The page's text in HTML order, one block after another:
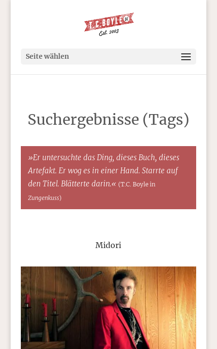
Seite wählen
Suchergebnisse (Tags)
»Er untersuchte das Ding, dieses Buch, dieses
Artefakt. Er wog es in einer Hand. Starrte auf
den Titel. Blätterte darin.« (T.C. Boyle in
Zungenkuss)
Midori